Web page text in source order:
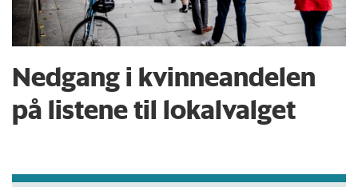
Nedgang i kvinneandelen
på listene til lokalvalget